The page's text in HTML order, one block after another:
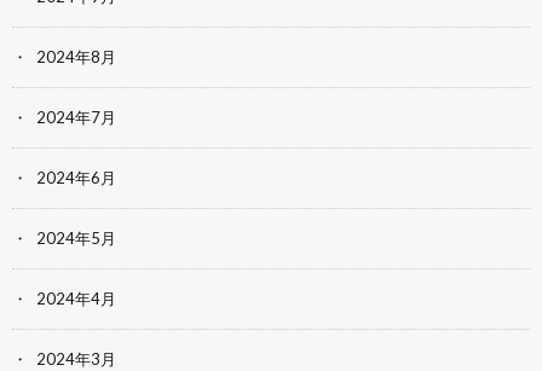
2024年8月
2024年7月
2024年6月
2024年5月
2024年4月
2024年3月